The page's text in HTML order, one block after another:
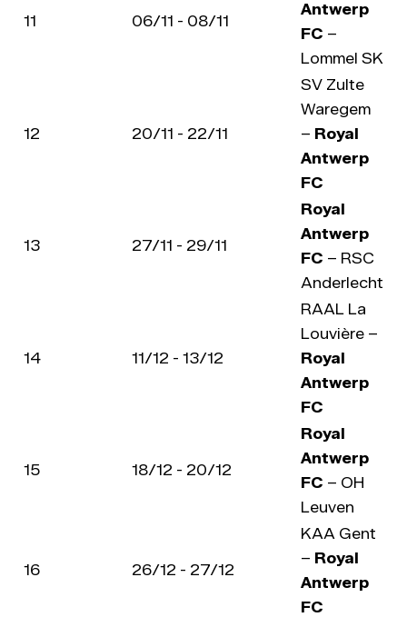
11 06/11 - 08/11
Antwerp
FC –
Lommel SK
12 20/11 - 22/11
SV Zulte
Waregem
– Royal
Antwerp
FC
13 27/11 - 29/11
Royal
Antwerp
FC – RSC
Anderlecht
14 11/12 - 13/12
RAAL La
Louvière –
Royal
Antwerp
FC
15 18/12 - 20/12
Royal
Antwerp
FC – OH
Leuven
16 26/12 - 27/12
KAA Gent
– Royal
Antwerp
FC